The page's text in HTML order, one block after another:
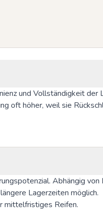
und Vollständigkeit der
oft höher, weil sie
Abhängig von
Lagerzeiten möglich.
mittelfristiges Reifen.